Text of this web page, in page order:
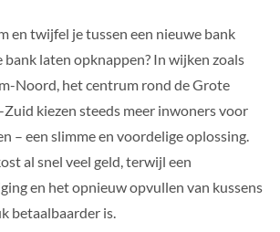
en twijfel je tussen een nieuwe bank
bank laten opknappen? In wijken zoals
Noord, het centrum rond de Grote
kiezen steeds meer inwoners voor
– een slimme en voordelige oplossing.
al snel veel geld, terwijl een
en het opnieuw opvullen van kussens
betaalbaarder is.